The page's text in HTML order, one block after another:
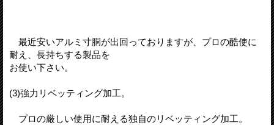
最近安いアルミ寸胴が出回っておりますが、プロの酷使に
耐え、長持ちする製品を
お使い下さい。
(3)強力リベッティング加工。
プロの厳しい使用に耐える独自のリベッティング加工。